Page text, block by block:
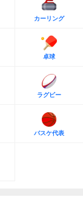
カーリング
卓球
ラグビー
バスケ代表